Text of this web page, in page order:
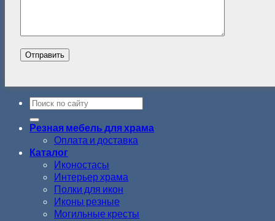
Резная мебель для храма
Оплата и доставка
Каталог
Иконостасы
Интерьер храма
Полки для икон
Иконы резные
Могильные кресты